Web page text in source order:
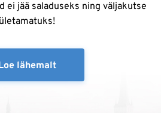
ei jää saladuseks ning väljakutse
ületamatuks!
lähemalt